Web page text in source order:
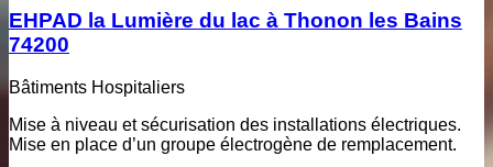
EHPAD la Lumière du lac à Thonon les Bains
74200
Bâtiments Hospitaliers
Mise à niveau et sécurisation des installations électriques.
Mise en place d’un groupe électrogène de remplacement.